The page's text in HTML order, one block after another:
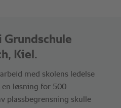
Grundschule
Kiel.
med skolens ledelse
en løsning for 500
plassbegrensning skulle